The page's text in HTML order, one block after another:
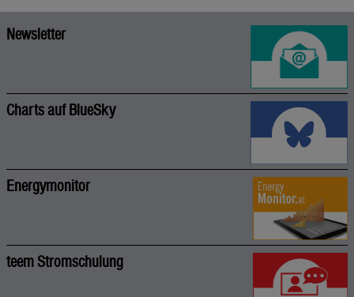
Newsletter
Charts auf BlueSky
Energymonitor
teem Stromschulung